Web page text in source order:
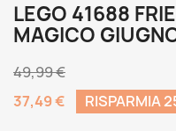
LEGO 41688
MAGICO
49,99 €
37,49 €
RISPARMIA